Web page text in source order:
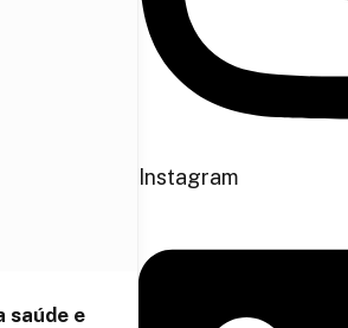
saúde e
Instagram